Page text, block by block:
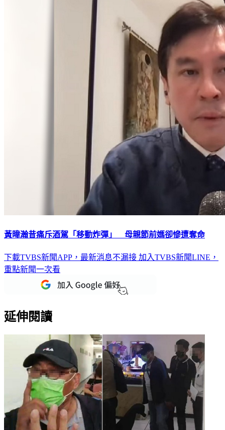
黃暐瀚昔痛斥酒駕「移動炸彈」 母親節前媽卻慘遭奪命
下載TVBS新聞APP，最新消息不漏接 加入TVBS新聞LINE，
重點新聞一次看
延伸閱讀